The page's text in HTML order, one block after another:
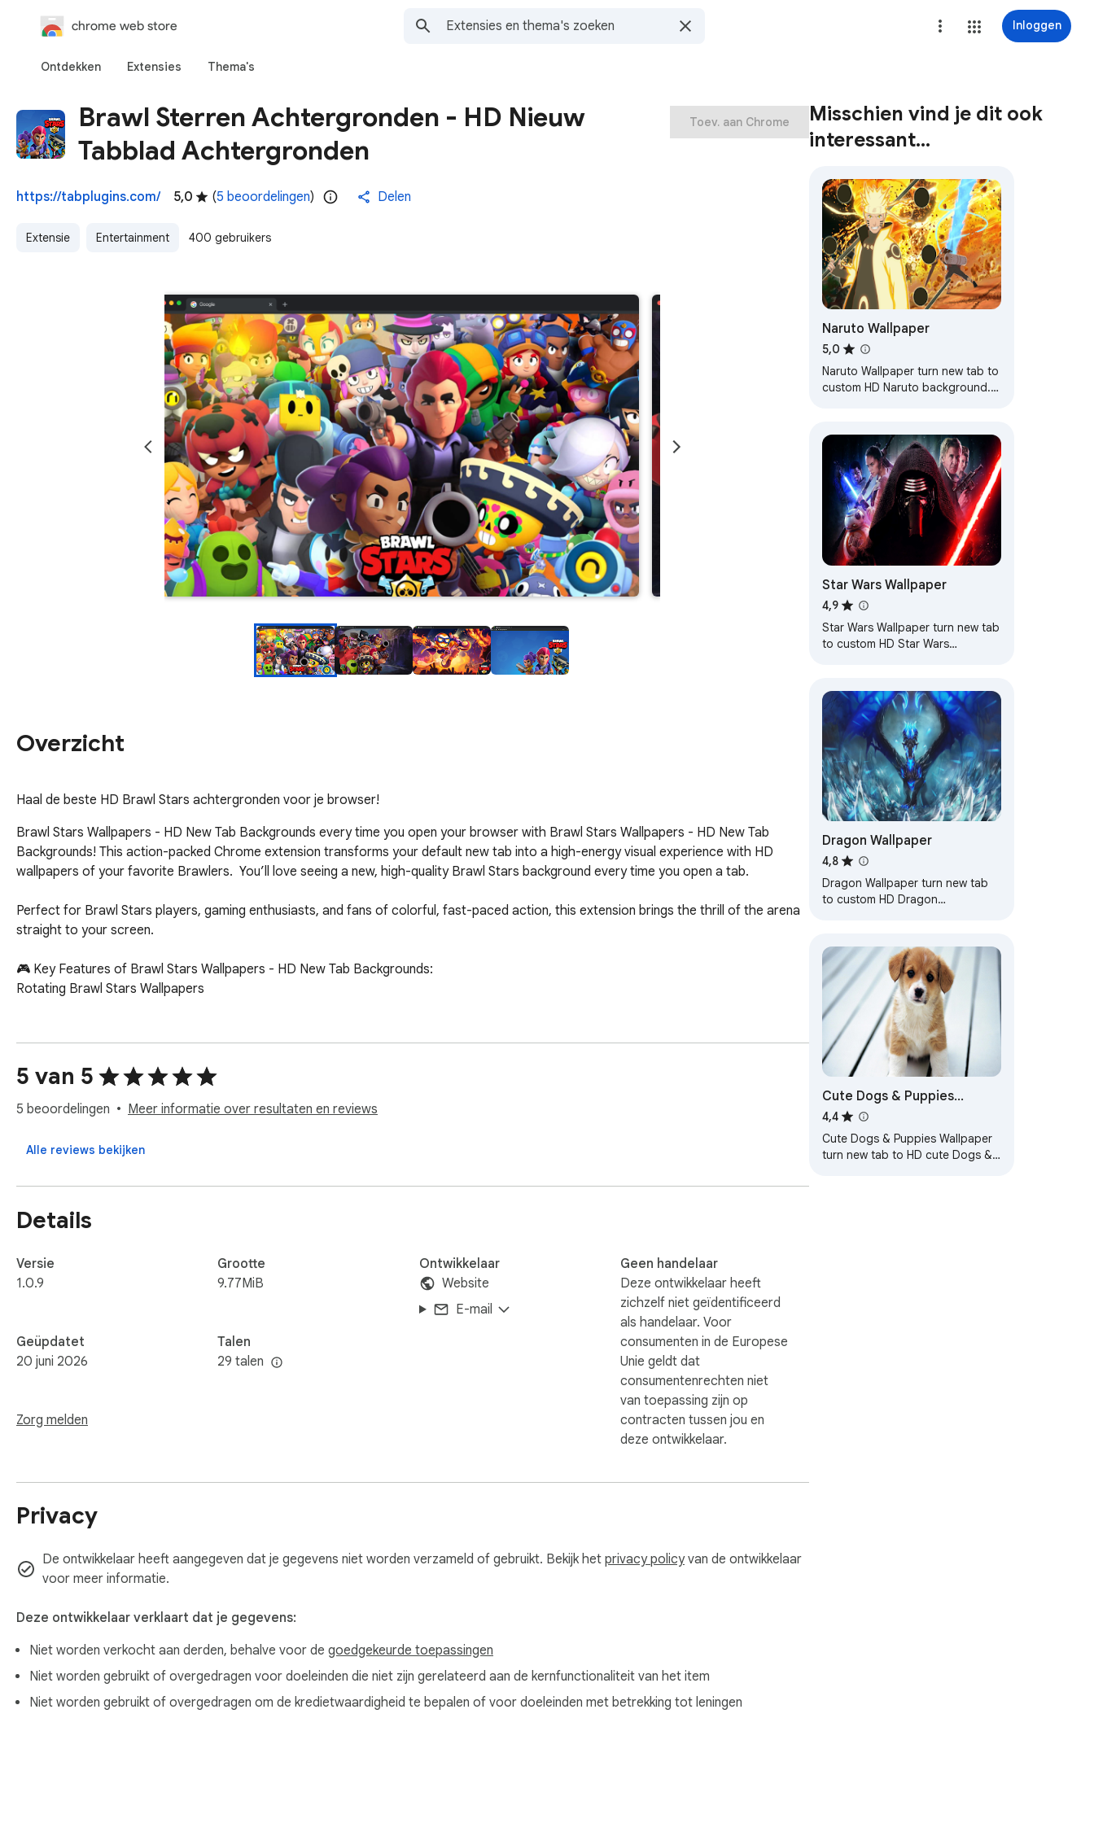
chrome web store Inloggen
Ontdekken Extensies Thema's
Brawl Sterren Achtergronden - HD Nieuw
Tabblad Achtergronden
https://tabplugins.com/ 5,0 (5 beoordelingen) Delen
Extensie Entertainment 400 gebruikers
Toev. aan Chrome
Overzicht
Haal de beste HD Brawl Stars achtergronden voor je browser!
Brawl Stars Wallpapers - HD New Tab Backgrounds every time you open your browser with Brawl Stars Wallpapers - HD New Tab
Backgrounds! This action-packed Chrome extension transforms your default new tab into a high-energy visual experience with HD
wallpapers of your favorite Brawlers.  You’ll love seeing a new, high-quality Brawl Stars background every time you open a tab.
Perfect for Brawl Stars players, gaming enthusiasts, and fans of colorful, fast-paced action, this extension brings the thrill of the arena
straight to your screen.
🎮 Key Features of Brawl Stars Wallpapers - HD New Tab Backgrounds:
Rotating Brawl Stars Wallpapers
Custom Website Shortcut: Add your own go-to website for faster browsing.
Search Bar: Use your default search engine without leaving the tab.
Clock & Date Display: Always see the current time and date with a minimal design.
More Options: Easy access to privacy policy, uninstall info, more extensions, and feedback.
5 van 5
5 beoordelingen Meer informatie over resultaten en reviews
Alle reviews bekijken
Details
Versie
1.0.9
Geüpdatet
20 juni 2026
Zorg melden
Grootte
9.77MiB
Talen
29 talen
Ontwikkelaar
Website
E-mail
Geen handelaar
Deze ontwikkelaar heeft
zichzelf niet geïdentificeerd
als handelaar. Voor
consumenten in de Europese
Unie geldt dat
consumentenrechten niet
van toepassing zijn op
contracten tussen jou en
deze ontwikkelaar.
Privacy
De ontwikkelaar heeft aangegeven dat je gegevens niet worden verzameld of gebruikt. Bekijk het privacy policyvan de ontwikkelaar
voor meer informatie.
Deze ontwikkelaar verklaart dat je gegevens:
Niet worden verkocht aan derden, behalve voor de goedgekeurde toepassingen
Niet worden gebruikt of overgedragen voor doeleinden die niet zijn gerelateerd aan de kernfunctionaliteit van het item
Niet worden gebruikt of overgedragen om de kredietwaardigheid te bepalen of voor doeleinden met betrekking tot leningen
Misschien vind je dit ook
interessant…
Naruto Wallpaper
5,0
Naruto Wallpaper turn new tab to
custom HD Naruto background.
Star Wars Wallpaper
4,9
Star Wars Wallpaper turn new tab
to custom HD Star Wars
Dragon Wallpaper
4,8
Dragon Wallpaper turn new tab
to custom HD Dragon
Cute Dogs & Puppies
Wallpaper
4,4
Cute Dogs & Puppies Wallpaper
turn new tab to HD cute Dogs &